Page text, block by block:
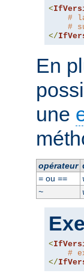
<
#
#
</
En
une
opérateur
=ou ==
~
<
#
</